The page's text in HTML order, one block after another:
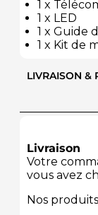
1 x
1 x LED
1 x Guide
1 x Kit de
LIVRAISON &
Livraison
Votre
vous avez
Nos